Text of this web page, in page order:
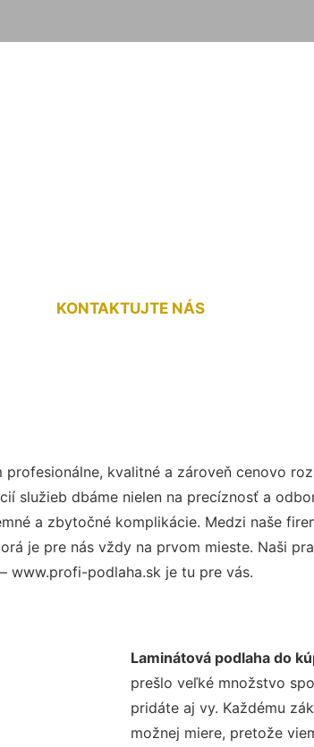
KONTAKTUJTE NÁS
profesionálne, kvalitné a zároveň cenovo
služieb dbáme nielen na precíznosť a
a zbytočné komplikácie. Medzi naše
je pre nás vždy na prvom mieste. Naši
– www.profi-podlaha.sk je tu pre vás.
Laminátová podlaha do
prešlo veľké množstvo
pridáte aj vy. Každému
možnej miere, pretože